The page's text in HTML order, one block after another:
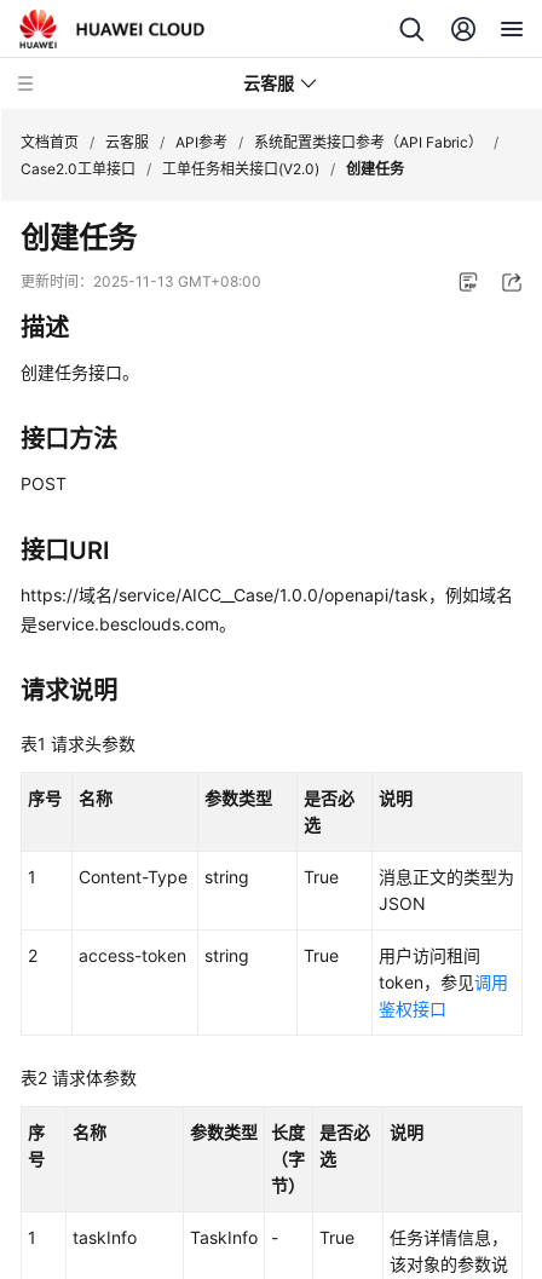
云客服
产
品
介
速
门
用
指
价
说
明
发
指
权
式
配
文档首页 / 云客服 / API参考 / 系统配置类接口参考（API Fabric）
/
Case2.0工单接口
/ 工单任务相关接口(V2.0) / 创建任务
创建任务
更新时间： 2025-11-13 GMT+08:00
描述
创建任务接口。
接口方法
POST
接口URI
https://域名/service/AICC__Case/1.0.0/openapi/task，例如域名
是service.besclouds.com。
请求说明
表1 请求头参数
序号 名称 参数类型
是否必
选
说明
1 Content-Type string True
消息正文的类型为
JSON
2 access-token string True
用户访问租间
token，参见调用
鉴权接口
表2 请求体参数
序
号
名称 参数类型
长度
（字
节）
是否必
选
说明
1 taskInfo TaskInfo - True
任务详情信息，
该对象的参数说